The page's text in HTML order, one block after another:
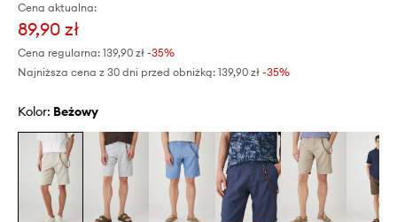
Cena aktualna:
89,90 zł
Cena regularna: 139,90 zł -35%
Najniższa cena z 30 dni przed obniżką: 139,90 zł -35%
Kolor: beżowy